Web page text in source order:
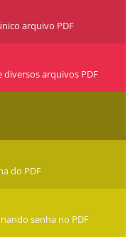
arquivo PDF
diversos arquivos PDF
do PDF
senha no PDF